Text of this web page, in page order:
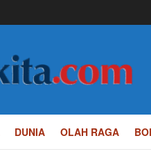
DUNIA OLAH RAGA